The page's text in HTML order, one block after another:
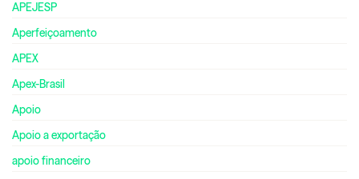
APEJESP
Aperfeiçoamento
APEX
Apex-Brasil
Apoio
Apoio a exportação
apoio financeiro